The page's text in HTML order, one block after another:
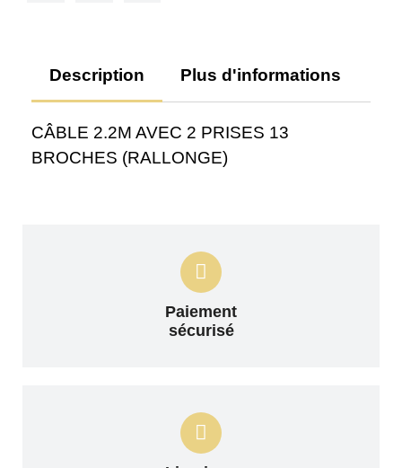
Description Plus d'informations
CÂBLE 2.2M AVEC 2 PRISES 13
BROCHES (RALLONGE)
Paiement
sécurisé